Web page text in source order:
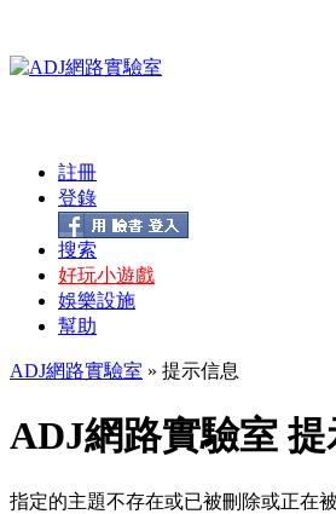
註冊
登錄
搜索
好玩小遊戲
娛樂設施
幫助
ADJ網路實驗室 » 提示信息
ADJ網路實驗室
指定的主題不存在或已被刪除或正在